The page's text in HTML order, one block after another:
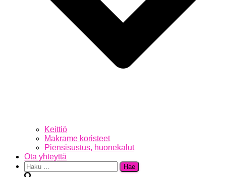
Keittiö
Makrame koristeet
Piensisustus, huonekalut
Ota yhteyttä